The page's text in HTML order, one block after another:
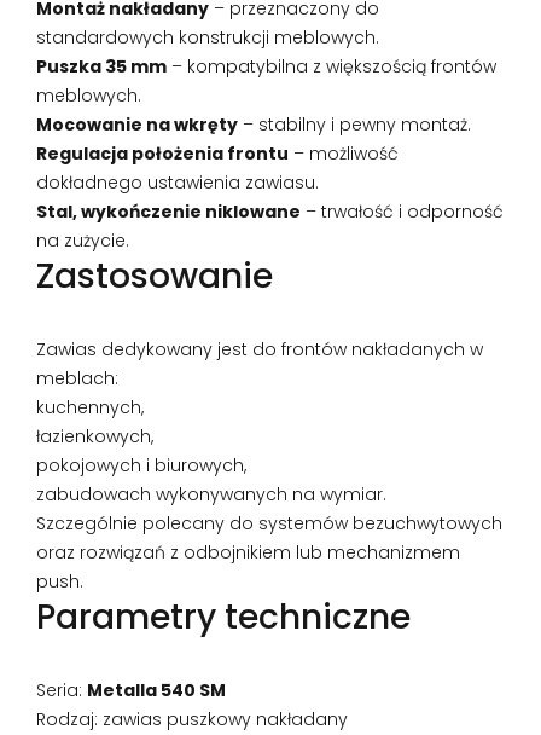
Montaż nakładany – przeznaczony do
standardowych konstrukcji meblowych.
Puszka 35 mm – kompatybilna z większością frontów
meblowych.
Mocowanie na wkręty – stabilny i pewny montaż.
Regulacja położenia frontu – możliwość
dokładnego ustawienia zawiasu.
Stal, wykończenie niklowane – trwałość i odporność
na zużycie.
Zastosowanie
Zawias dedykowany jest do frontów nakładanych w
meblach:
kuchennych,
łazienkowych,
pokojowych i biurowych,
zabudowach wykonywanych na wymiar.
Szczególnie polecany do systemów bezuchwytowych
oraz rozwiązań z odbojnikiem lub mechanizmem
push.
Parametry techniczne
Seria: Metalla 540 SM
Rodzaj: zawias puszkowy nakładany